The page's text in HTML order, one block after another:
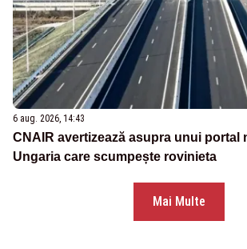
6 aug. 2026, 14:43
CNAIR avertizează asupra unui portal
Ungaria care scumpește rovinieta
Mai Multe